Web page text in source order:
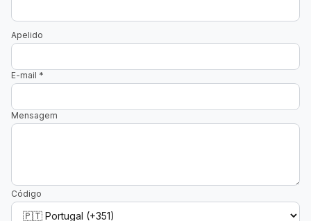
Apelido
E-mail *
Mensagem
Código